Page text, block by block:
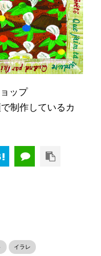
ップ
制作しているカ
イラレ